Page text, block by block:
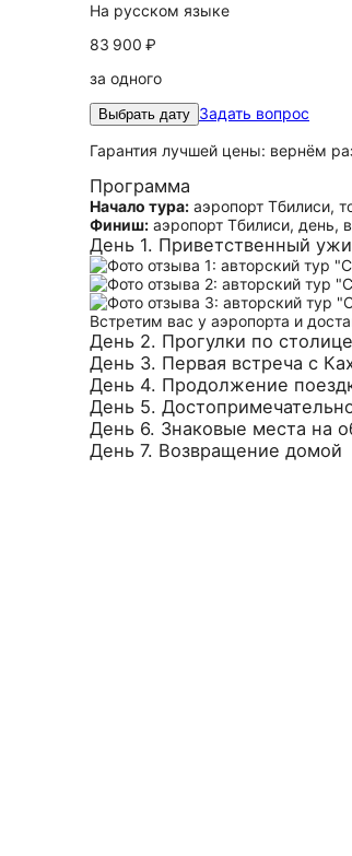
На русском языке
83 900 ₽
за одного
Выбрать дату Задать вопрос
Гарантия лучшей цены: вернём
Программа
Начало тура: аэропорт Тбилиси,
Финиш: аэропорт Тбилиси, день,
День 1. Приветственный
Встретим вас у аэропорта и
День 2. Прогулки по столице
День 3. Первая встреча с
День 4. Продолжение
День 5.
День 6. Знаковые места на
День 7. Возвращение домой